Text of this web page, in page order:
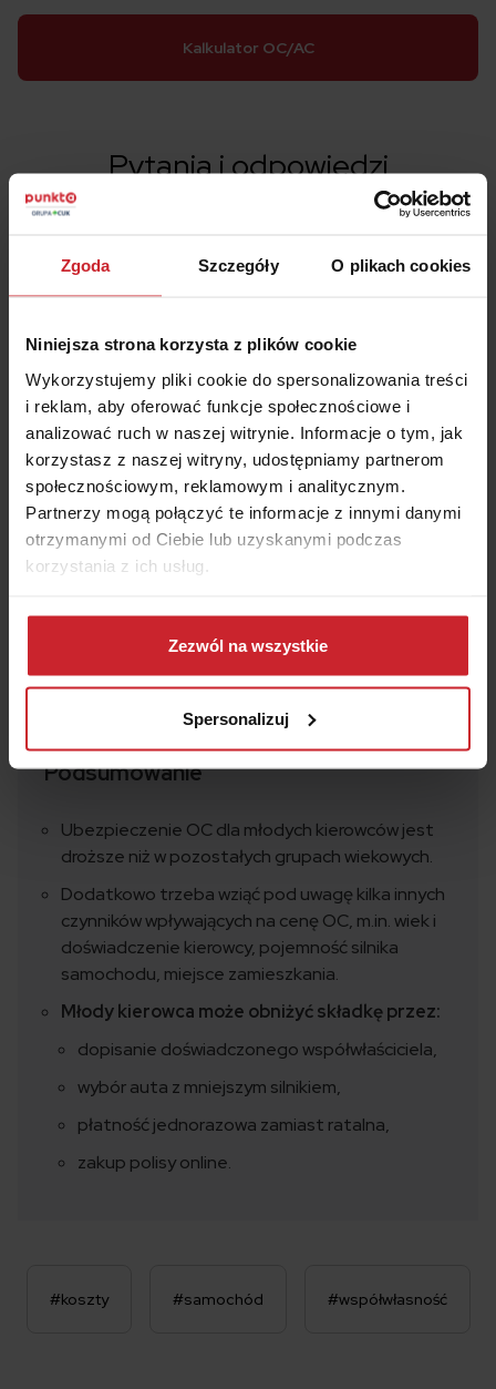
Zgoda Szczegóły O plikach cookies
Niniejsza strona korzysta z plików cookie
Wykorzystujemy pliki cookie do spersonalizowania treści
i reklam, aby oferować funkcje społecznościowe i
analizować ruch w naszej witrynie. Informacje o tym, jak
korzystasz z naszej witryny, udostępniamy partnerom
społecznościowym, reklamowym i analitycznym.
Partnerzy mogą połączyć te informacje z innymi danymi
otrzymanymi od Ciebie lub uzyskanymi podczas
korzystania z ich usług.
Dowiedz się więcej na temat tego, kim jesteśmy, jak
można się z nami skontaktować i w jaki sposób
przetwarzamy dane osobowe w ramachPolityki
Zezwól na wszystkie
Spersonalizuj
Kalkulator OC/AC
Pytania i odpowiedzi
młodego kierowcy?
Kiedy młody kierowca może stracić prawo
Czy młody kierowca może jeździć sam?
Ile punktów karnych może mieć młody
kierowca?
Podsumowanie
Ubezpieczenie OC dla młodych kierowców jest
droższe niż w pozostałych grupach wiekowych.
Dodatkowo trzeba wziąć pod uwagę kilka innych
czynników wpływających na cenę OC, m.in. wiek i
doświadczenie kierowcy, pojemność silnika
samochodu, miejsce zamieszkania.
Młody kierowca może obniżyć składkę przez:
dopisanie doświadczonego współwłaściciela,
wybór auta z mniejszym silnikiem,
płatność jednorazowa zamiast ratalna,
zakup polisy online.
#koszty #samochód #współwłasność